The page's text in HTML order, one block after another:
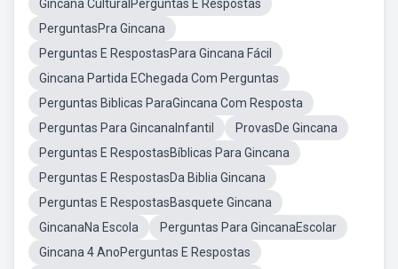
Gincana CulturalPerguntas E Respostas
PerguntasPra Gincana
Perguntas E RespostasPara Gincana Fácil
Gincana Partida EChegada Com Perguntas
Perguntas Biblicas ParaGincana Com Resposta
Perguntas Para GincanaInfantil
ProvasDe Gincana
Perguntas E RespostasBíblicas Para Gincana
Perguntas E RespostasDa Biblia Gincana
Perguntas E RespostasBasquete Gincana
GincanaNa Escola
Perguntas Para GincanaEscolar
Gincana 4 AnoPerguntas E Respostas